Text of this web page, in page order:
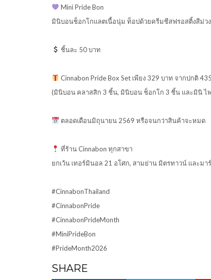
Mini Pride Bon
มินิบอนช็อกโกแลตเนื้อนุ่ม ท็อปด้วยครีมชีสฟรอสติ้งสีม่วง
ชิ้นละ 50 บาท
Cinnabon Pride Box Set เพียง 329 บาท จากปกติ
(มินิบอน คลาสสิก 3 ชิ้น, มินิบอน ช็อกโก 3 ชิ้น และมินิ ไ
ตลอดเดือนมิถุนายน 2569 หรือจนกว่าสินค้าจะหมด
ที่ร้าน Cinnabon ทุกสาขา
ยกเว้น เทอร์มินอล 21 อโศก, สามย่าน มิตรทาวน์ และมา
#CinnabonThailand
#CinnabonPride
#CinnabonPrideMonth
#MiniPrideBon
#PrideMonth2026
SHARE